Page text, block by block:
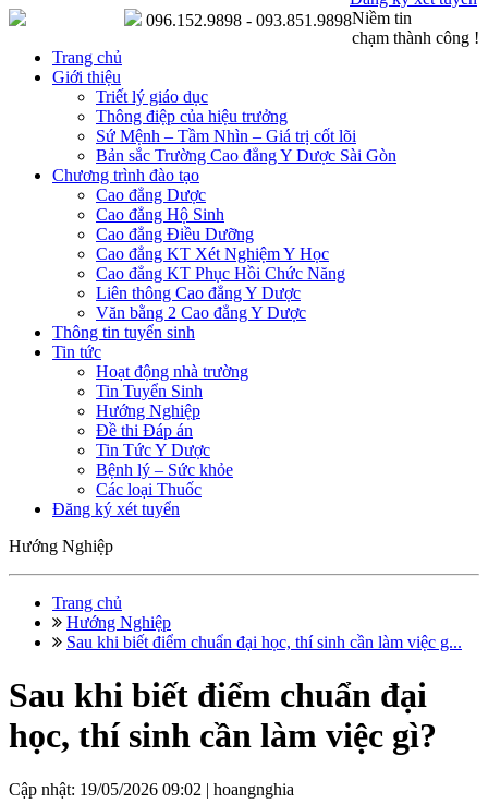
Niềm tin
chạm thành công !
096.152.9898 - 093.851.9898
Trang chủ
Giới thiệu
Triết lý giáo dục
Thông điệp của hiệu trưởng
Sứ Mệnh – Tầm Nhìn – Giá trị cốt lõi
Bản sắc Trường Cao đẳng Y Dược Sài Gòn
Chương trình đào tạo
Cao đẳng Dược
Cao đẳng Hộ Sinh
Cao đẳng Điều Dưỡng
Cao đẳng KT Xét Nghiệm Y Học
Cao đẳng KT Phục Hồi Chức Năng
Liên thông Cao đẳng Y Dược
Văn bằng 2 Cao đẳng Y Dược
Thông tin tuyển sinh
Tin tức
Hoạt động nhà trường
Tin Tuyển Sinh
Hướng Nghiệp
Đề thi Đáp án
Tin Tức Y Dược
Bệnh lý – Sức khỏe
Các loại Thuốc
Đăng ký xét tuyển
Hướng Nghiệp
Trang chủ
Hướng Nghiệp
Sau khi biết điểm chuẩn đại học, thí sinh cần làm việc g...
Sau khi biết điểm chuẩn đại
học, thí sinh cần làm việc gì?
Cập nhật: 19/05/2026 09:02 | hoangnghia